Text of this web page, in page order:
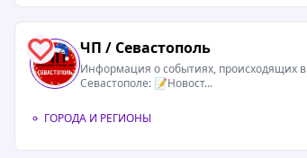
При
2 ЧП / Севастополь
Информация о событиях, происходящих в
Севастополе: 📝Новост...
ГОРОДА И РЕГИОНЫ